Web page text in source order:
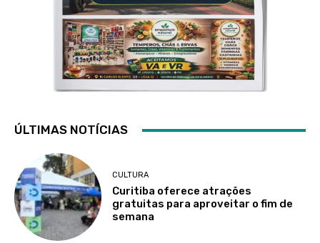
ÚLTIMAS NOTÍCIAS
CULTURA
Curitiba oferece atrações
gratuitas para aproveitar o fim de
semana